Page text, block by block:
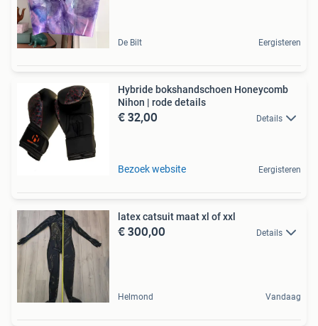
De Bilt Eergisteren
Hybride bokshandschoen Honeycomb
Nihon | rode details
€ 32,00 Details
Bezoek website Eergisteren
latex catsuit maat xl of xxl
€ 300,00 Details
Helmond Vandaag